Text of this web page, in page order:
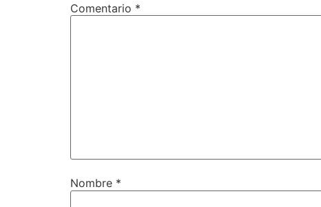
Comentario *
Nombre *